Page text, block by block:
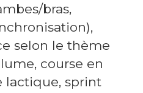
bras,
selon le thème
course en
lactique, sprint